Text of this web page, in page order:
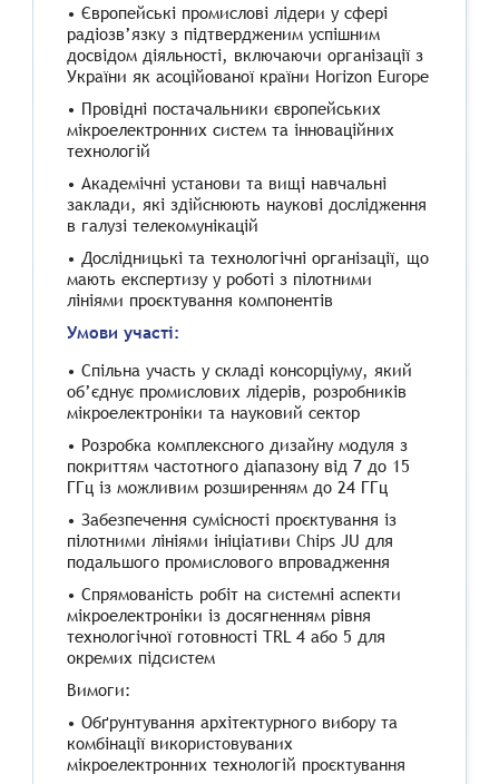
• Європейські промислові лідери у сфері
радіозв’язку з підтвердженим успішним
досвідом діяльності, включаючи організації з
України як асоційованої країни Horizon Europe
• Провідні постачальники європейських
мікроелектронних систем та інноваційних
технологій
• Академічні установи та вищі навчальні
заклади, які здійснюють наукові дослідження
в галузі телекомунікацій
• Дослідницькі та технологічні організації, що
мають експертизу у роботі з пілотними
лініями проєктування компонентів
Умови участі:
• Спільна участь у складі консорціуму, який
об’єднує промислових лідерів, розробників
мікроелектроніки та науковий сектор
• Розробка комплексного дизайну модуля з
покриттям частотного діапазону від 7 до 15
ГГц із можливим розширенням до 24 ГГц
• Забезпечення сумісності проєктування із
пілотними лініями ініціативи Chips JU для
подальшого промислового впровадження
• Спрямованість робіт на системні аспекти
мікроелектроніки із досягненням рівня
технологічної готовності TRL 4 або 5 для
окремих підсистем
Вимоги:
• Обґрунтування архітектурного вибору та
комбінації використовуваних
мікроелектронних технологій проєктування